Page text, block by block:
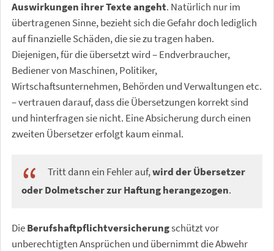
Auswirkungen ihrer Texte angeht. Natürlich nur im
übertragenen Sinne, bezieht sich die Gefahr doch lediglich
auf finanzielle Schäden, die sie zu tragen haben.
Diejenigen, für die übersetzt wird – Endverbraucher,
Bediener von Maschinen, Politiker,
Wirtschaftsunternehmen, Behörden und Verwaltungen etc.
– vertrauen darauf, dass die Übersetzungen korrekt sind
und hinterfragen sie nicht. Eine Absicherung durch einen
zweiten Übersetzer erfolgt kaum einmal.
Tritt dann ein Fehler auf,wird der Übersetzer
oder Dolmetscher zur Haftung herangezogen.
DieBerufshaftpflichtversicherungschützt vor
unberechtigten Ansprüchen und übernimmt die Abwehr